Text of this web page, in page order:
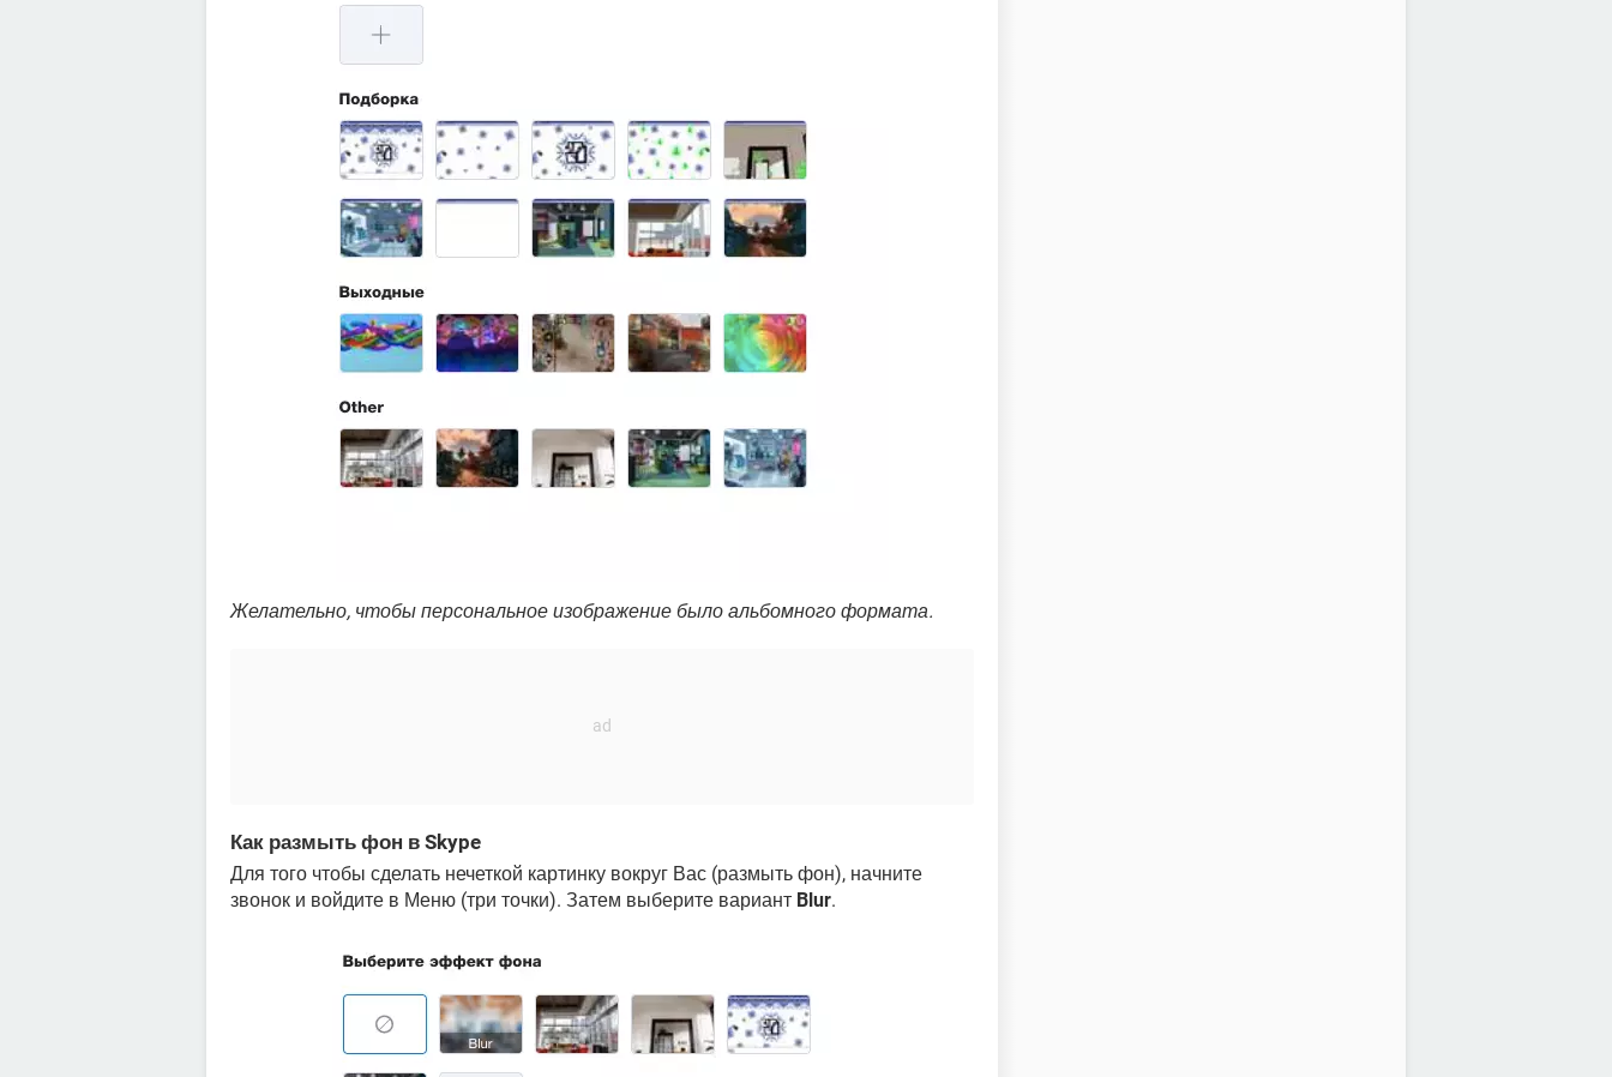
Желательно, чтобы персональное изображение было альбомного формата.
Как размыть фон в Skype
Для того чтобы сделать нечеткой картинку вокруг Вас (размыть фон), начните
звонок и войдите в Меню (три точки). Затем выберите вариант Blur.